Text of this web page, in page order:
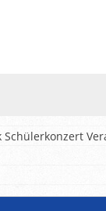
Schülerkonzert